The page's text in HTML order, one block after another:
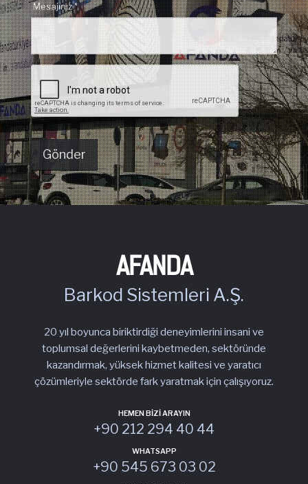
Mesajınız *
AFANDA
Barkod Sistemleri A.Ş.
20 yıl boyunca biriktirdiği deneyimlerini insani ve
toplumsal değerlerini kaybetmeden, sektöründe
kazandırmak, yüksek hizmet kalitesi ve yaratıcı
çözümleriyle sektörde fark yaratmak için çalışıyoruz.
HEMEN BIZI ARAYIN
+90 212 294 40 44
WHATSAPP
+90 545 673 03 02